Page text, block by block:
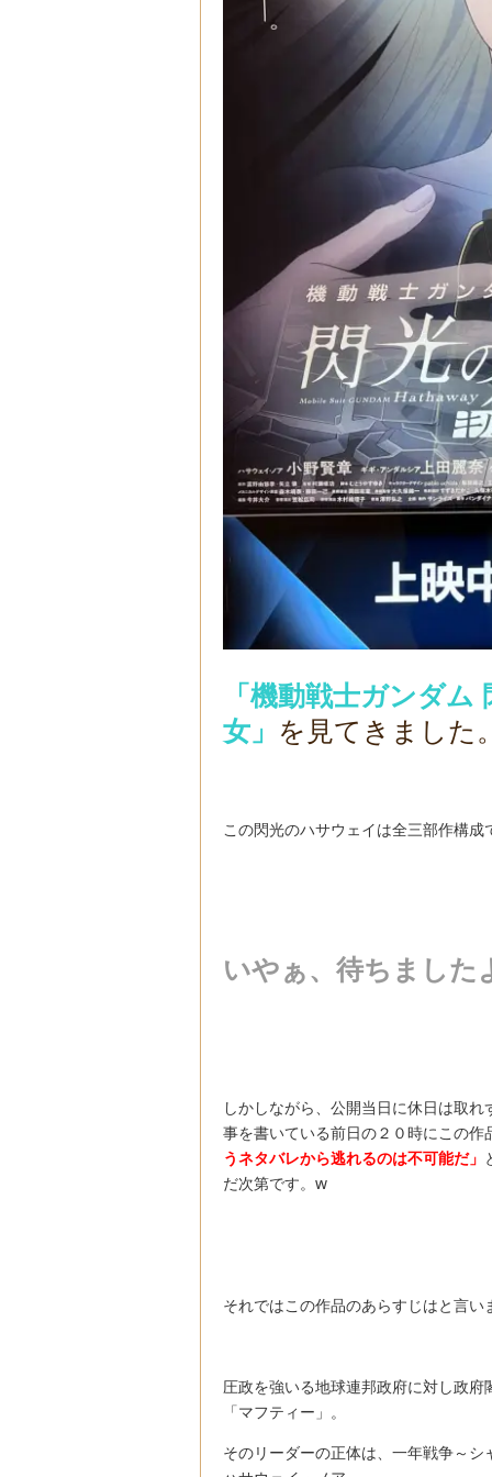
「機動戦士ガンダ
女」 を見てきました
この閃光のハサウェイは全三部作構
いやぁ、待ちました
しかしながら、公開当日に休日は取
事を書いている前日の２０時にこの
うネタバレから逃れるのは不可能だ」
だ次第です。w
それではこの作品のあらすじはと言い
圧政を強いる地球連邦政府に対し政
「マフティー」。
そのリーダーの正体は、一年戦争～